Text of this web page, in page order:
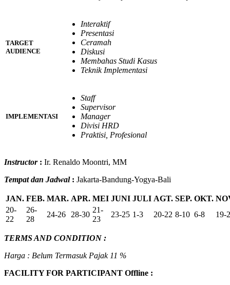
TARGET
AUDIENCE
Interaktif
Presentasi
Ceramah
Diskusi
Membahas Studi Kasus
Teknik Implementasi
IMPLEMENTASI
Staff
Supervisor
Manager
Divisi HRD
Praktisi, Profesional
Instructor: Ir. Renaldo Moontri, MM
Tempat dan Jadwal: Jakarta-Bandung-Yogya-Bali
JAN. FEB. MAR. APR. MEI JUNI JULI AGT. SEP. OKT.
20-
22
26-
28
24-26 28-30
21-
23
23-25 1-3 20-22 8-10 6-8 19-
TERMS AND CONDITION :
Harga : Belum Termasuk Pajak 11 %
FACILITY FOR PARTICIPANT Offline :